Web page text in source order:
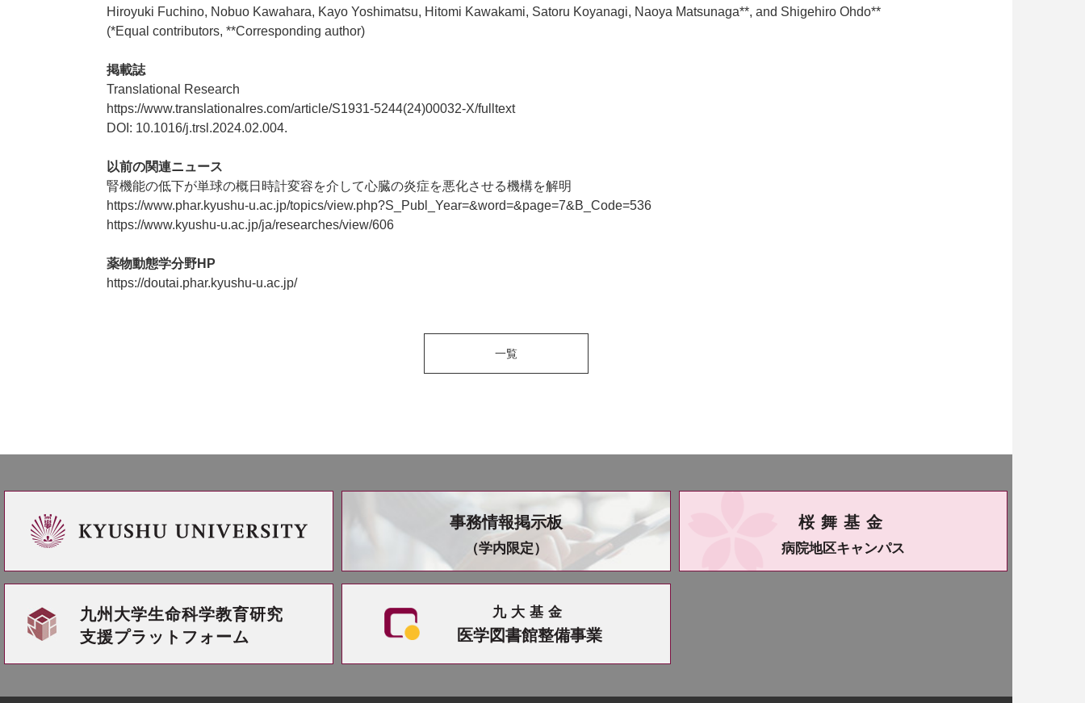
Hiroyuki Fuchino, Nobuo Kawahara, Kayo Yoshimatsu, Hitomi Kawakami, Satoru Koyanagi, Naoya Matsunaga**, and Shigehiro Ohdo**
(*Equal contributors, **Corresponding author)
掲載誌
Translational Research
https://www.translationalres.com/article/S1931-5244(24)00032-X/fulltext
DOI: 10.1016/j.trsl.2024.02.004.
以前の関連ニュース
腎機能の低下が単球の概日時計変容を介して心臓の炎症を悪化させる機構を解明
https://www.phar.kyushu-u.ac.jp/topics/view.php?S_Publ_Year=&word=&page=7&B_Code=536
https://www.kyushu-u.ac.jp/ja/researches/view/606
薬物動態学分野HP
https://doutai.phar.kyushu-u.ac.jp/
一覧
事務情報掲示板
（学内限定）
桜舞基金
病院地区キャンパス
九州大学生命科学教育研究
支援プラットフォーム
九大基金
医学図書館整備事業